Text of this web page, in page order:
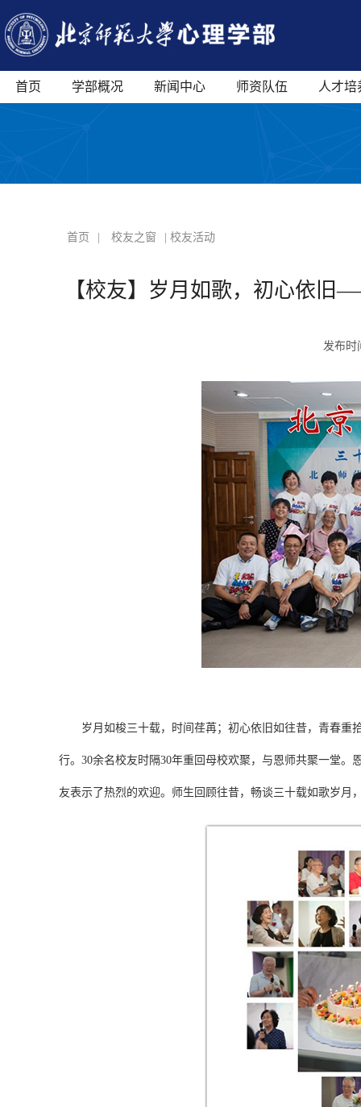
首页 学部概况 新闻中心 师资队伍 人才培
首页 校友之窗 | 校友活动
【校友】岁月如歌，初心依旧
发布
岁月如梭三十载，时间荏苒；初心依旧如往昔，青春重拾
行。30余名校友时隔30年重回母校欢聚，与恩师共聚一堂
友表示了热烈的欢迎。师生回顾往昔，畅谈三十载如歌岁月